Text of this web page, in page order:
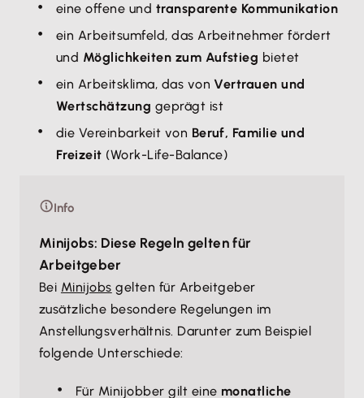
eine offene und transparente Kommunikation
ein Arbeitsumfeld, das Arbeitnehmer fördert
und Möglichkeiten zum Aufstieg bietet
ein Arbeitsklima, das von Vertrauen und
Wertschätzung geprägt ist
die Vereinbarkeit von Beruf, Familie und
Freizeit (Work-Life-Balance)
Info
Minijobs: Diese Regeln gelten für
Arbeitgeber
Bei Minijobs gelten für Arbeitgeber
zusätzliche besondere Regelungen im
Anstellungsverhältnis. Darunter zum Beispiel
folgende Unterschiede:
Für Minijobber gilt eine monatliche